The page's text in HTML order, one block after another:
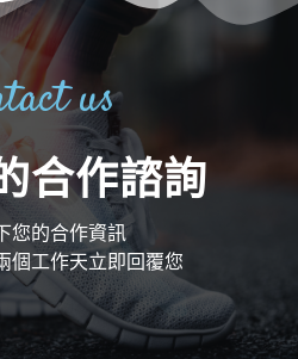
us
合作諮詢
您的合作資訊
個工作天立即回覆您